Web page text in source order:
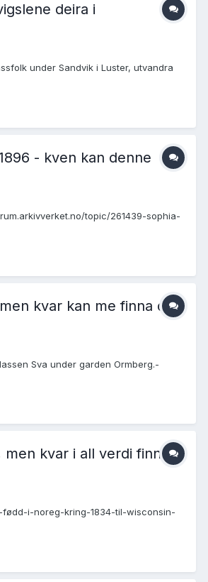
deira i
under Sandvik i Luster, utvandra
- kven kan denne
topic/261439-sophia-
kvar kan me finna dei
Sva under garden Ormberg.-
men kvar i all verdi finn
fødd-i-noreg-kring-1834-til-wisconsin-